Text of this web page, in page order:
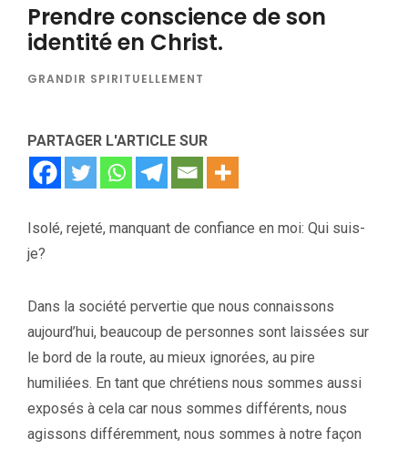
Prendre conscience de son
identité en Christ.
GRANDIR SPIRITUELLEMENT
PARTAGER L'ARTICLE SUR
Isolé, rejeté, manquant de confiance en moi: Qui suis-
je?
Dans la société pervertie que nous connaissons
aujourd’hui, beaucoup de personnes sont laissées sur
le bord de la route, au mieux ignorées, au pire
humiliées. En tant que chrétiens nous sommes aussi
exposés à cela car nous sommes différents, nous
agissons différemment, nous sommes à notre façon